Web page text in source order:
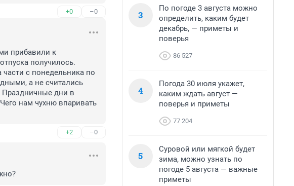
+0 –0
прибавили к
получилось.
с понедельника по
а не считались
Праздничные дни в
нам чухню впаривать
+2 –0
3
По погоде 3 августа можно
определить, каким будет
декабрь, — приметы и
поверья
86 527
4
Погода 30 июля укажет,
каким ждать август —
поверья и приметы
77 204
5
Суровой или мягкой будет
зима, можно узнать по
погоде 5 августа — важные
приметы